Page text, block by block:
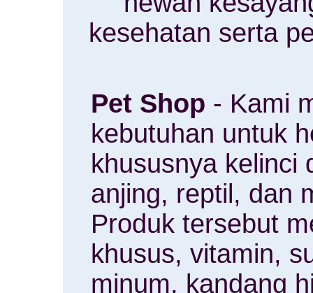
kesehatan serta
Pet Shop - Kami
kebutuhan untuk
khususnya kelinci
anjing, reptil, dan
Produk tersebut
khusus, vitamin,
minum, kandang